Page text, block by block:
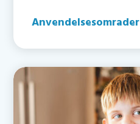
Anvendelsesomrader